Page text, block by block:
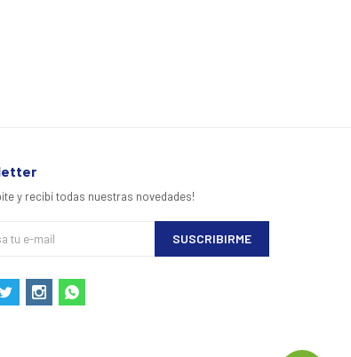
y recibí todas nuestras novedades!
SUSCRIBIRME
  